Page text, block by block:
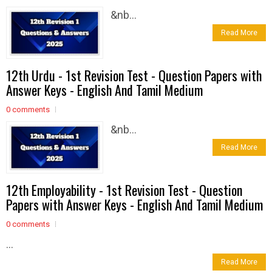
&nb...
Read More
12th Urdu - 1st Revision Test - Question Papers with
Answer Keys - English And Tamil Medium
0 comments
&nb...
Read More
12th Employability - 1st Revision Test - Question
Papers with Answer Keys - English And Tamil Medium
0 comments
...
Read More